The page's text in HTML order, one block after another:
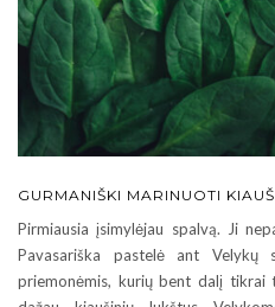
GURMANIŠKI MARINUOTI
Pirmiausia įsimylėjau spalvą. Ji
Pavasariška pastelė ant Velykų
priemonėmis, kurių bent dalį tikrai